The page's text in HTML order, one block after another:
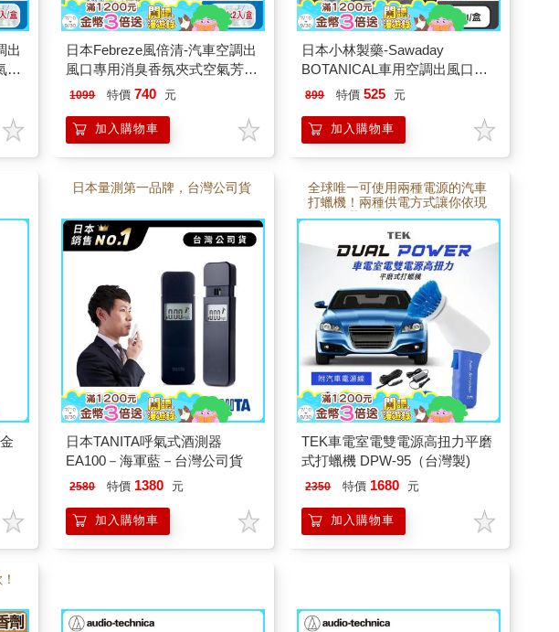
出
芳
日本Febreze風倍清-汽車空調出
風口專用消臭香氛夾式空氣芳香
劑2.4mlx2入/盒(車用擴香劑/車
效約6週)
1099 特價 740 元
加入購物車
日本小林製藥-Sawaday
BOTANICAL車用空調出風口專
用夾式芳香劑6ml/盒(汽車清新
皮革食物異味/長效馨香約30天)
899 特價 525 元
加入購物車
日本量測第一品牌，台灣公司貨
日本TANITA呼氣式酒測器
EA100－海軍藍－台灣公司貨
2580 特價 1380 元
加入購物車
全球唯一可使用兩種電源的汽車
打蠟機！兩種供電方式讓你依現
場狀況選擇適當的電力來源。
TEK車電室電雙電源高扭力平磨
式打蠟機 DPW-95（台灣製)
2350 特價 1680 元
加入購物車